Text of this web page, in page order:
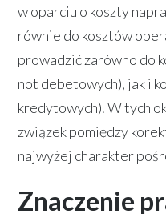
w oparciu o koszty
równie do kosztów
prowadzić zarówno do
not debetowych), jak i
kredytowych). W tych
związek pomiędzy
najwyżej charakter
Znaczenie